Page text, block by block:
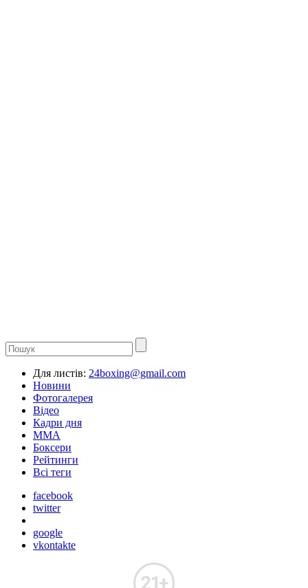
Для листів: 24boxing@gmail.com
Новини
Фотогалерея
Відео
Кадри дня
ММА
Боксери
Рейтинги
Всі теги
facebook
twitter
google
vkontakte